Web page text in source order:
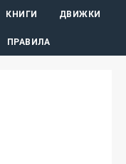
КНИГИ ДВИЖКИ
ПРАВИЛА